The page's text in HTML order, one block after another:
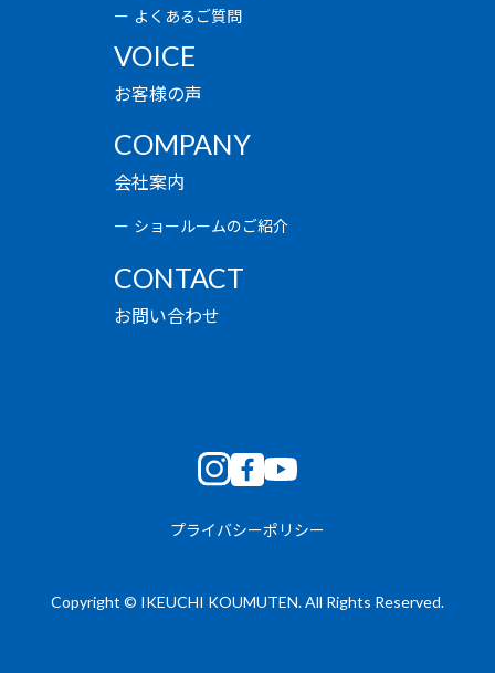
よくあるご質問
VOICE
お客様の声
COMPANY
会社案内
ショールームのご紹介
CONTACT
お問い合わせ
プライバシーポリシー
Copyright © IKEUCHI KOUMUTEN. All Rights Reserved.